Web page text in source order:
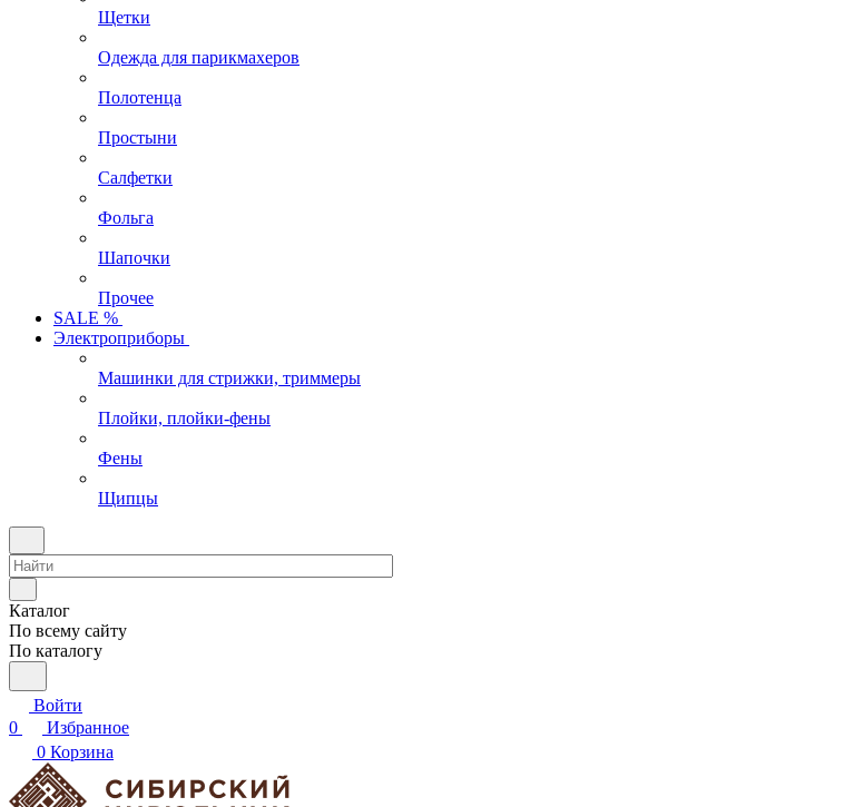
Щетки
Одежда для парикмахеров
Полотенца
Простыни
Салфетки
Фольга
Шапочки
Прочее
SALE %
Электроприборы
Машинки для стрижки, триммеры
Плойки, плойки-фены
Фены
Щипцы
Каталог
По всему сайту
По каталогу
Войти
0
Избранное
0 Корзина